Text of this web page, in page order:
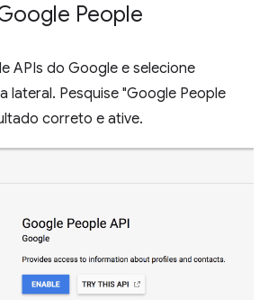
People
APIs do Google e selecione
lateral. Pesquise "Google People
correto e ative.